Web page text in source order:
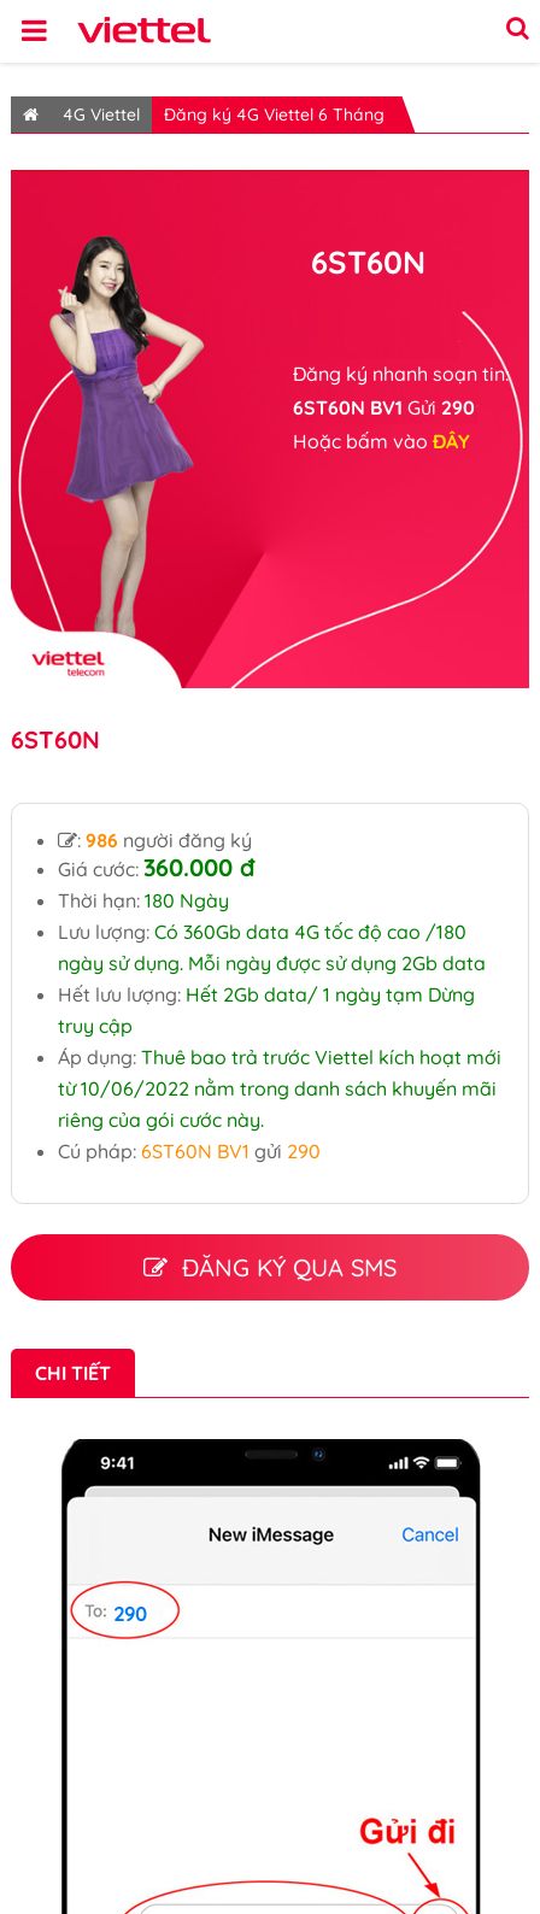
4G Viettel Đăng ký 4G Viettel 6 Tháng
6ST60N
Đăng ký nhanh soạn tin:
6ST60N BV1 Gửi 290
Hoặc bấm vào ĐÂY
6ST60N
: 986người đăng ký
Giá cước: 360.000 đ
Thời hạn: 180 Ngày
Lưu lượng:Có 360Gb data 4G tốc độ cao /180
ngày sử dụng. Mỗi ngày được sử dụng 2Gb data
Hết lưu lượng:Hết 2Gb data/ 1 ngày tạm Dừng
truy cập
Áp dụng: Thuê bao trả trước Viettel kích hoạt mới
từ 10/06/2022 nằm trong danh sách khuyến mãi
riêng của gói cước này.
Cú pháp: 6ST60N BV1 gửi 290
ĐĂNG KÝ QUA SMS
CHI TIẾT
290